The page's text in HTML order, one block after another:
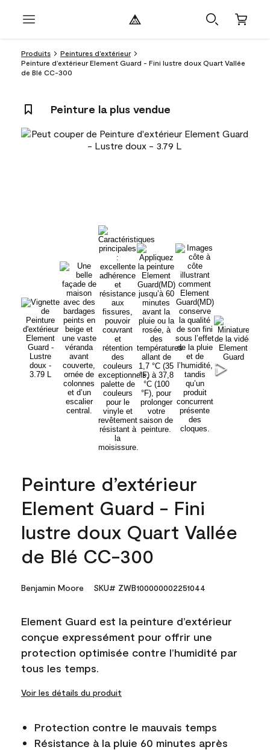
Produits
Peintures d’extérieur
Peinture d’extérieur Element Guard - Fini lustre doux Quart Vallée
de Blé CC-300
Peinture la plus vendue
Peinture d’extérieur
Element Guard - Fini
lustre doux Quart Vallée
de Blé CC-300
Benjamin Moore SKU# ZWB100000002251044
Element Guard est la peinture d’extérieur
conçue expressément pour offrir une
protection optimisée contre l’humidité par
tous les temps.
Voir les détails du produit
Protection contre le mauvais temps
Résistance à la pluie 60 minutes après